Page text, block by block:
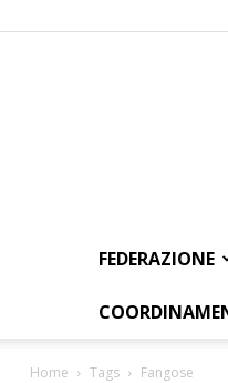
FEDERAZIONE
Home Tags Fangose